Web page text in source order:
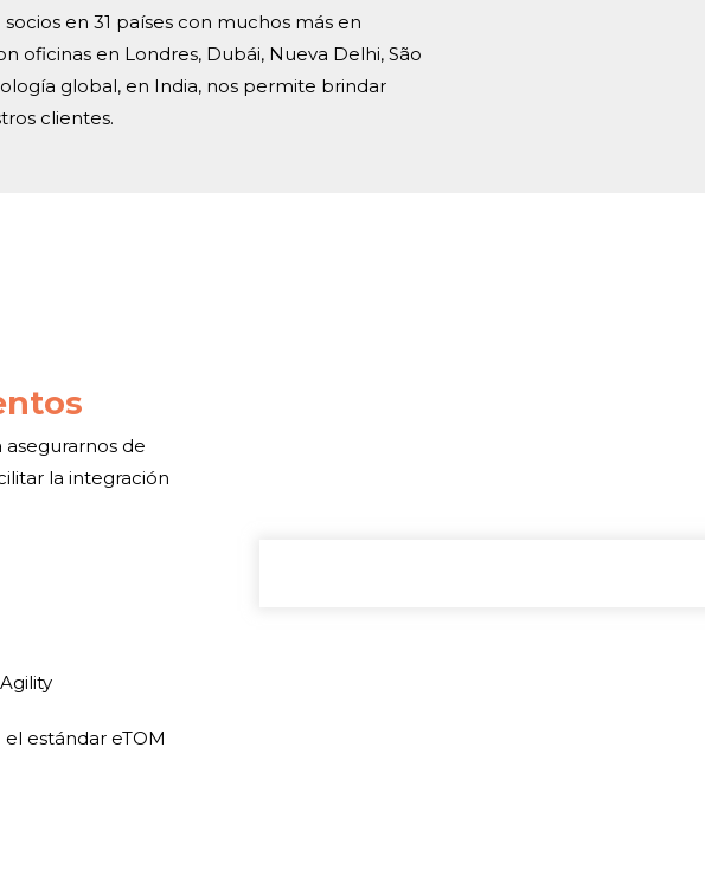
en 31 países con muchos más en
oficinas en Londres, Dubái, Nueva Delhi, São
global, en India, nos permite brindar
clientes.
asegurarnos de
la integración
estándar eTOM